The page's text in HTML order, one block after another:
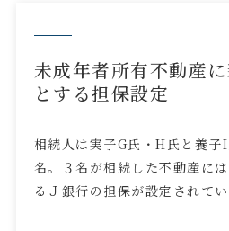
未成年者所有不動産
とする担保設定
相続人は実子G氏・H氏と養子
名。３名が相続した不動産に
るＪ銀行の担保が設定されてい